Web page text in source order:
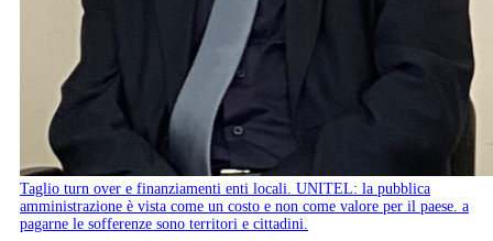
Taglio turn over e finanziamenti enti locali. UNITEL: la pubblica
amministrazione è vista come un costo e non come valore per il paese. a
pagarne le sofferenze sono territori e cittadini.